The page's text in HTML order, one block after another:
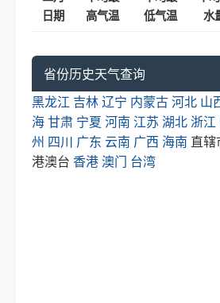
日期
高气温
低气温
水
省份历史天气查询
黑龙江 吉林辽宁 内蒙古河北 山
海甘肃 宁夏 河南 江苏 湖北 浙江
州 四川 广东 云南 广西 海南 直辖
港澳台 香港澳门 台湾